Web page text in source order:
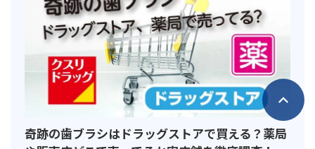
奇跡の歯ブラシはドラッグストアで買える？薬局